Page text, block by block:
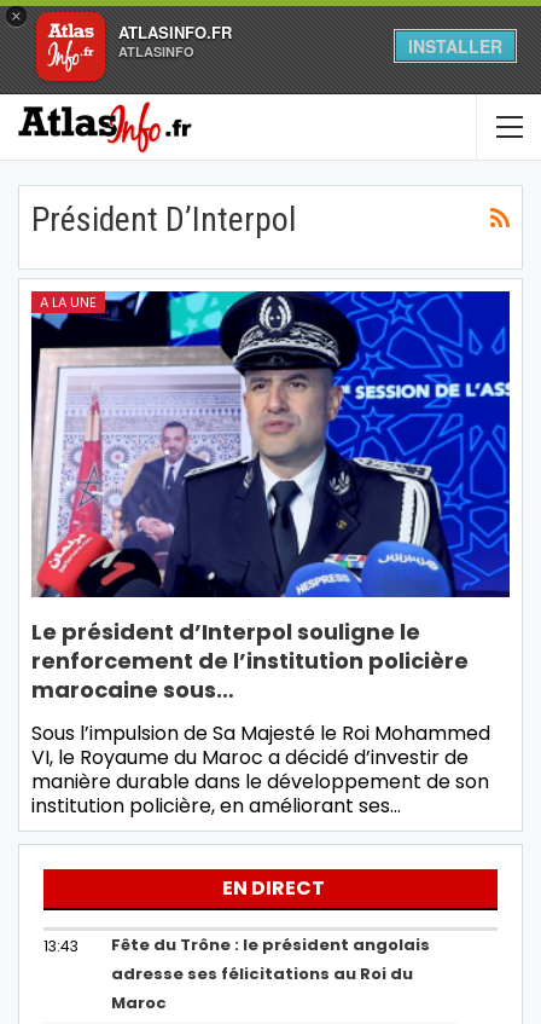
×
ATLASINFO.FR
ATLASINFO INSTALLER
Président D’Interpol
A LA UNE
Le président d’Interpol souligne le
renforcement de l’institution policière
marocaine sous…
Sous l’impulsion de Sa Majesté le Roi Mohammed
VI, le Royaume du Maroc a décidé d’investir de
manière durable dans le développement de son
institution policière, en améliorant ses…
EN DIRECT
13:43
Fête du Trône : le président angolais
adresse ses félicitations au Roi du
Maroc